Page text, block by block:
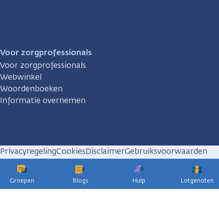
Groepen Blogs Hulp Lotgenoten
Voor zorgprofessionals
Voor zorgprofessionals
Webwinkel
Woordenboeken
Informatie overnemen
PrivacyregelingCookiesDisclaimerGebruiksvoorwaarden
Huisregels